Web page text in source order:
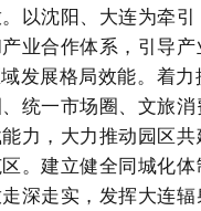
以沈阳、大连为牵
业合作体系，引导
域发展格局效能。着
统一市场圈、文旅
力，大力推动园区
。建立健全同城化
深走实，发挥大连